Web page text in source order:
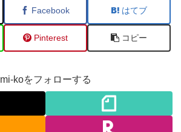
Facebook はてブ
Pinterest コピー
mi-koをフォローする